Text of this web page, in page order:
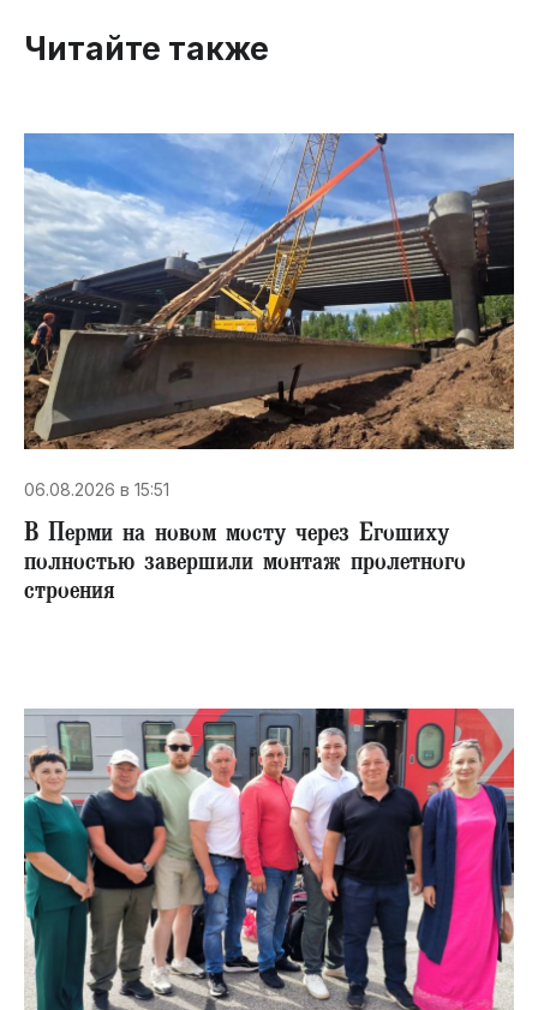
Читайте также
06.08.2026 в 15:51
В Перми на новом мосту через Егошиху
полностью завершили монтаж пролетного
строения